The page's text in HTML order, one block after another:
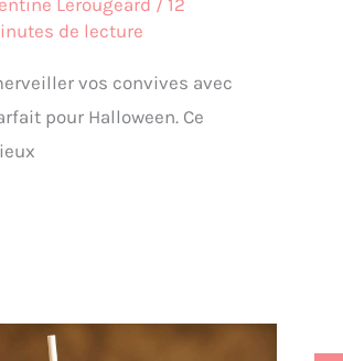
de lecture
vos convives avec
pour Halloween. Ce